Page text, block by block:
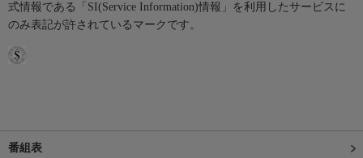
式情報である「SI(Service Information)情報」を利用したサービスに
のみ表記が許されているマークです。
番組表